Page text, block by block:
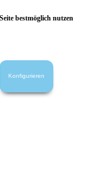
bestmöglich nutzen
Konfigurieren